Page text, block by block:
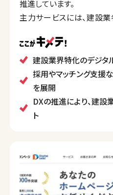
推進しています。
主力サービスには、建設業
Plus」、採用支援サービス
界の課題を解決するための
ており、テクノロジーと人
の構造改革を目指しています
建設業界特化のデジタ
採用やマッチング支援
を展開
DXの推進により、建
ト